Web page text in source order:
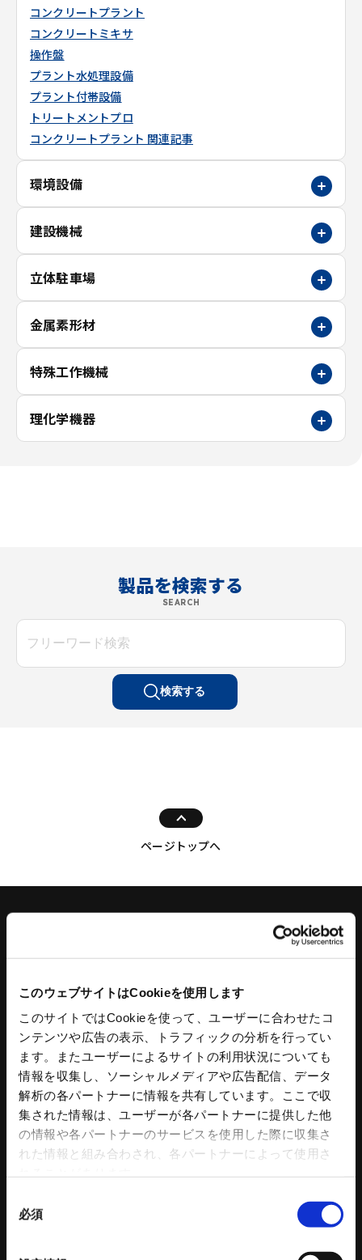
このウェブサイトはCookieを使用します
このサイトではCookieを使って、ユーザーに合わせたコ
ンテンツや広告の表示、トラフィックの分析を行ってい
ます。またユーザーによるサイトの利用状況についても
情報を収集し、ソーシャルメディアや広告配信、データ
解析の各パートナーに情報を共有しています。ここで収
集された情報は、ユーザーが各パートナーに提供した他
の情報や各パートナーのサービスを使用した際に収集さ
れた情報と組み合わされ、各パートナーによって使用さ
必須
コンクリートプラント
コンクリートミキサ
操作盤
プラント水処理設備
プラント付帯設備
トリートメントプロ
コンクリートプラント 関連記事
環境設備
建設機械
立体駐車場
金属素形材
特殊工作機械
理化学機器
製品を検索する
SEARCH
検索する
ページトップへ
工作機器
スタンダードチャック
アドバンスチャック
ハンドチャック
回転シリンダ
NC円テーブルオプション
コンクリートプラント
コンクリートプラント
コンクリートミキサ